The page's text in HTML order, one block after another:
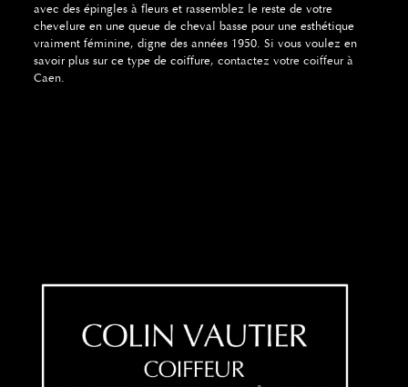
avec des épingles à fleurs et rassemblez le reste de votre
chevelure en une queue de cheval basse pour une esthétique
vraiment féminine, digne des années 1950. Si vous voulez en
savoir plus sur ce type de coiffure, contactez votre coiffeur à
Caen.